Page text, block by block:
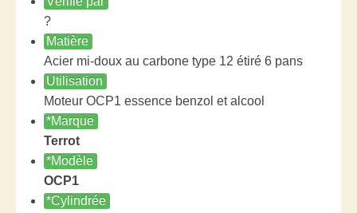
?
Matière
Acier mi-doux au carbone type 12 étiré 6 pans
Utilisation
Moteur OCP1 essence benzol et alcool
*Marque
Terrot
*Modèle
OCP1
*Cylindrée